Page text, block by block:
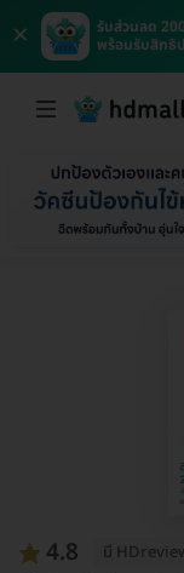
×
รับส่วนลด
พร้อมรับสิทธิ
4.8 มี